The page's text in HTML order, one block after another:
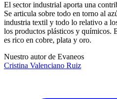
El sector industrial aporta una
Se articula sobre todo en torno al
industria textil y todo lo relativo a
los productos plásticos y químicos.
es rico en cobre, plata y oro.
Nuestro autor de Evaneos
Cristina Valenciano Ruiz